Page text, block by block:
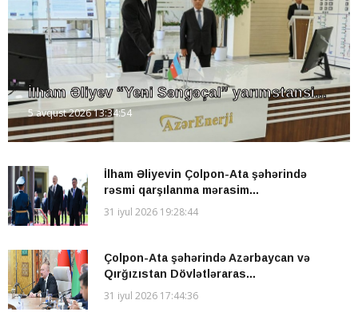
İlham Əliyev “Yeni Səngəçal” yarımstansi...
5 avqust 2026 13:34:54
İlham Əliyevin Çolpon-Ata şəhərində
rəsmi qarşılanma mərasim...
31 iyul 2026 19:28:44
Çolpon-Ata şəhərində Azərbaycan və
Qırğızıstan Dövlətləraras...
31 iyul 2026 17:44:36